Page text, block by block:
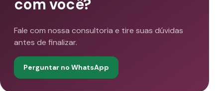
com você?
Fale com nossa consultoria e tire suas dúvidas
antes de finalizar.
Perguntar no WhatsApp